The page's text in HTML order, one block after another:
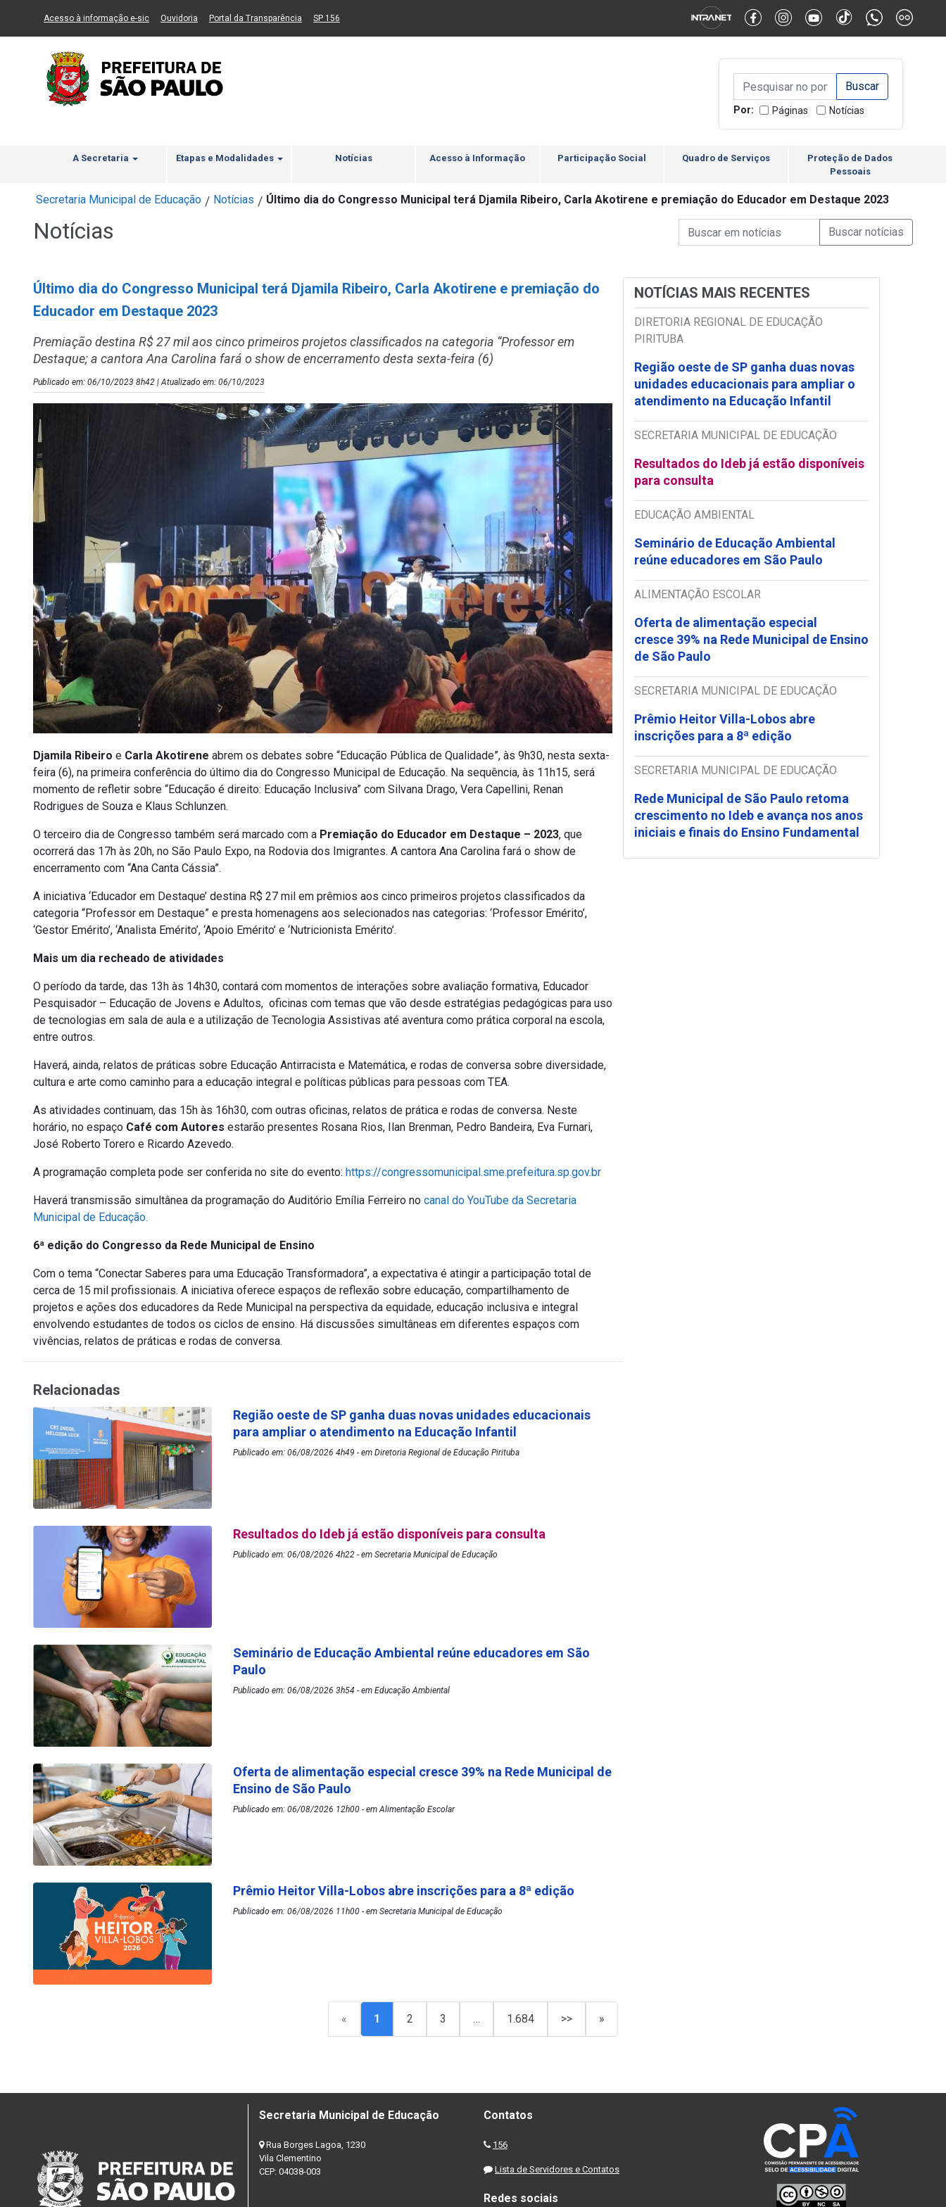
Ir ao Conteúdo Ir para menu principal 2 Ir para busca Ir para rodapé Alternar Alto Contraste Alternar Tamanho da Fonte
Acesso à informação e-sic(Link para um novo sítio)
Ouvidoria (Link para um novo sítio)
Portal da Transparência (Link para um novo sítio)
SP 156
Campo de Busca de
Campo de Busca de informaçõesEnviar a Busca
Por: Páginas Notícias
A Secretaria Etapas e Modalidades Notícias Acesso à Informação Participação Social Quadro de Serviços
Proteção de Dados
Pessoais
Secretaria Municipal de Educação / Notícias / Último dia do Congresso Municipal terá Djamila Ribeiro, Carla Akotirene e premiação do Educador em Destaque 2023
Notícias Campo de Busca de Notícias
Campo de Busca de informaçõesEnviar a Busca de
Último dia do Congresso Municipal terá Djamila Ribeiro, Carla Akotirene e premiação do
Educador em Destaque 2023
Premiação destina R$ 27 mil aos cinco primeiros projetos classificados na categoria “Professor em
Destaque; a cantora Ana Carolina fará o show de encerramento desta sexta-feira (6)
Publicado em: 06/10/2023 8h42 | Atualizado em: 06/10/2023
Djamila Ribeiro e Carla Akotirene abrem os debates sobre “Educação Pública de Qualidade”, às 9h30, nesta sexta-
feira (6), na primeira conferência do último dia do Congresso Municipal de Educação. Na sequência, às 11h15, será
momento de refletir sobre “Educação é direito: Educação Inclusiva” com Silvana Drago, Vera Capellini, Renan
Rodrigues de Souza e Klaus Schlunzen.
O terceiro dia de Congresso também será marcado com a Premiação do Educador em Destaque – 2023, que
ocorrerá das 17h às 20h, no São Paulo Expo, na Rodovia dos Imigrantes. A cantora Ana Carolina fará o show de
encerramento com “Ana Canta Cássia”.
A iniciativa ‘Educador em Destaque’ destina R$ 27 mil em prêmios aos cinco primeiros projetos classificados da
categoria “Professor em Destaque” e presta homenagens aos selecionados nas categorias: ‘Professor Emérito’,
‘Gestor Emérito’, ‘Analista Emérito’, ‘Apoio Emérito’ e ‘Nutricionista Emérito’.
Mais um dia recheado de atividades
O período da tarde, das 13h às 14h30, contará com momentos de interações sobre avaliação formativa, Educador
Pesquisador – Educação de Jovens e Adultos, oficinas com temas que vão desde estratégias pedagógicas para uso
de tecnologias em sala de aula e a utilização de Tecnologia Assistivas até aventura como prática corporal na escola,
entre outros.
Haverá, ainda, relatos de práticas sobre Educação Antirracista e Matemática, e rodas de conversa sobre diversidade,
cultura e arte como caminho para a educação integral e políticas públicas para pessoas com TEA.
As atividades continuam, das 15h às 16h30, com outras oficinas, relatos de prática e rodas de conversa. Neste
horário, no espaço Café com Autores estarão presentes Rosana Rios, Ilan Brenman, Pedro Bandeira, Eva Furnari,
José Roberto Torero e Ricardo Azevedo.
A programação completa pode ser conferida no site do evento: https://congressomunicipal.sme.prefeitura.sp.gov.br
Haverá transmissão simultânea da programação do Auditório Emília Ferreiro no canal do YouTube da Secretaria
Municipal de Educação.
um
novo
sítio)
6ª edição do Congresso da Rede Municipal de Ensino
Com o tema “Conectar Saberes para uma Educação Transformadora”, a expectativa é atingir a participação total de
cerca de 15 mil profissionais. A iniciativa oferece espaços de reflexão sobre educação, compartilhamento de
projetos e ações dos educadores da Rede Municipal na perspectiva da equidade, educação inclusiva e integral
envolvendo estudantes de todos os ciclos de ensino. Há discussões simultâneas em diferentes espaços com
vivências, relatos de práticas e rodas de conversa.
NOTÍCIAS MAIS RECENTES
DIRETORIA REGIONAL DE EDUCAÇÃO
PIRITUBA
Região oeste de SP ganha duas novas
unidades educacionais para ampliar o
atendimento na Educação Infantil
SECRETARIA MUNICIPAL DE EDUCAÇÃO
Resultados do Ideb já estão disponíveis
para consulta
EDUCAÇÃO AMBIENTAL
Seminário de Educação Ambiental
reúne educadores em São Paulo
ALIMENTAÇÃO ESCOLAR
Oferta de alimentação especial
cresce 39% na Rede Municipal de Ensino
de São Paulo
SECRETARIA MUNICIPAL DE EDUCAÇÃO
Prêmio Heitor Villa-Lobos abre
inscrições para a 8ª edição
SECRETARIA MUNICIPAL DE EDUCAÇÃO
Rede Municipal de São Paulo retoma
crescimento no Ideb e avança nos anos
iniciais e finais do Ensino Fundamental
Relacionadas
Região oeste de SP ganha duas novas unidades educacionais
para ampliar o atendimento na Educação Infantil
Publicado em: 06/08/2026 4h49 - em Diretoria Regional de Educação Pirituba
Resultados do Ideb já estão disponíveis para consulta
Publicado em: 06/08/2026 4h22 - em Secretaria Municipal de Educação
Seminário de Educação Ambiental reúne educadores em São
Paulo
Publicado em: 06/08/2026 3h54 - em Educação Ambiental
Oferta de alimentação especial cresce 39% na Rede Municipal de
Ensino de São Paulo
Publicado em: 06/08/2026 12h00 - em Alimentação Escolar
Prêmio Heitor Villa-Lobos abre inscrições para a 8ª edição
Publicado em: 06/08/2026 11h00 - em Secretaria Municipal de Educação
« 1 2 3 … 1.684 >> »
Secretaria Municipal de Educação
Rua Borges Lagoa, 1230
Vila Clementino
CEP: 04038-003
Contatos
156
Lista de Servidores e Contatos
Redes sociais